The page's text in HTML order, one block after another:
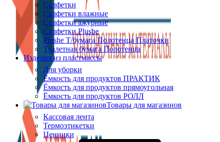
Салфетки
Салфетки влажные
Салфетки ажурные
Салфетки Plushe
Plushe Т/бумага Полотенца Платочки
Туалетная бумага Полотенца
Изделия из пластмассы
Для уборки
Ёмкость для продуктов ПРАКТИК
Ёмкость для продуктов прямоугольная
Ёмкость для продуктов РОЛЛ
Товары для магазинов
Кассовая лента
Термоэтикетки
Ценники